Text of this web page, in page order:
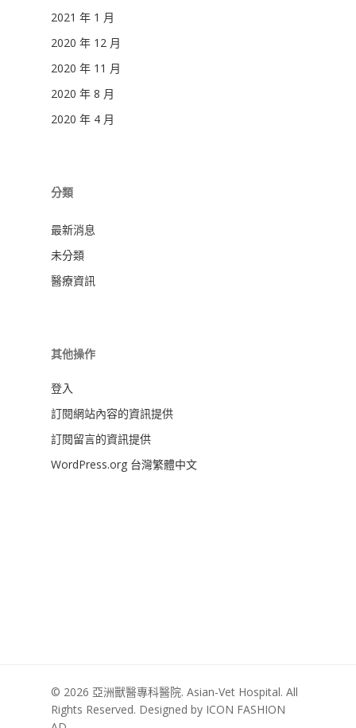
2021 年 1 月
2020 年 12 月
2020 年 11 月
2020 年 8 月
2020 年 4 月
分類
最新消息
未分類
醫療資訊
其他操作
登入
訂閱網站內容的資訊提供
訂閱留言的資訊提供
WordPress.org 台灣繁體中文
© 2026 亞洲獸醫專科醫院. Asian-Vet Hospital. All
Rights Reserved. Designed by ICON FASHION